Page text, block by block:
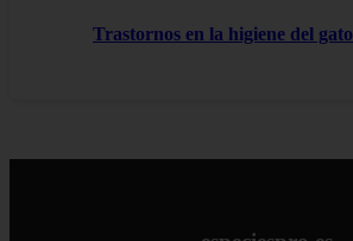
Trastornos en la higiene del gato